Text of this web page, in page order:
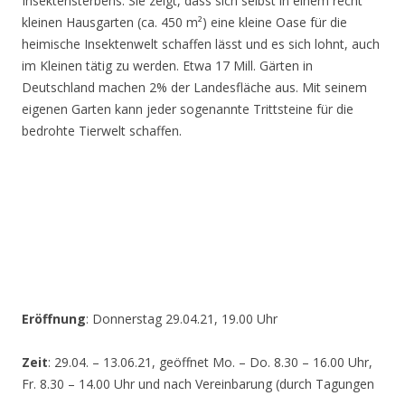
kleinen Hausgarten (ca. 450 m²) eine kleine Oase für die
heimische Insektenwelt schaffen lässt und es sich lohnt, auch
im Kleinen tätig zu werden. Etwa 17 Mill. Gärten in
Deutschland machen 2% der Landesfläche aus. Mit seinem
eigenen Garten kann jeder sogenannte Trittsteine für die
bedrohte Tierwelt schaffen.
Eröffnung: Donnerstag 29.04.21, 19.00 Uhr
Zeit: 29.04. – 13.06.21, geöffnet Mo. – Do. 8.30 – 16.00 Uhr,
Fr. 8.30 – 14.00 Uhr und nach Vereinbarung (durch Tagungen